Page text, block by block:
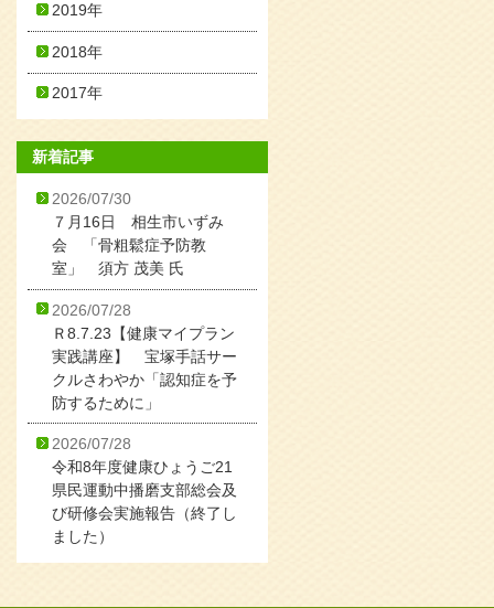
2019年
2018年
2017年
新着記事
2026/07/30
７月16日 相生市いずみ
会 「骨粗鬆症予防教
室」 須方 茂美 氏
2026/07/28
Ｒ8.7.23【健康マイプラン
実践講座】 宝塚手話サー
クルさわやか「認知症を予
防するために」
2026/07/28
令和8年度健康ひょうご21
県民運動中播磨支部総会及
び研修会実施報告（終了し
ました）